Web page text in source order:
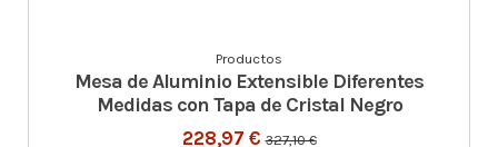
Productos
Mesa de Aluminio Extensible Diferentes
Medidas con Tapa de Cristal Negro
228,97 €327,10 €